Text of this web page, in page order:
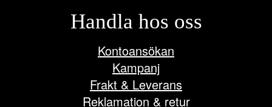
Handla hos oss
Kontoansökan
Kampanj
Frakt & Leverans
Reklamation & retur